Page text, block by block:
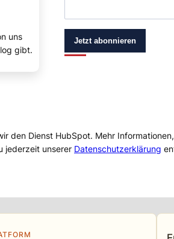
uns
gibt.
Jetzt abonnieren
den Dienst HubSpot. Mehr
jederzeit unserer Datenschutzerklärung